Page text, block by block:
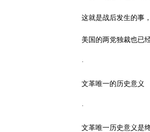
这就是战后发生的事
美国的两党独裁也已
·
文革唯一的历史意义
·
文革唯一历史意义是